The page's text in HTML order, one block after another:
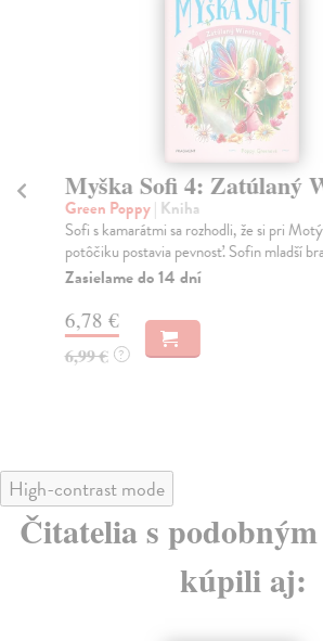
Myška Sofi 4: Zatúlaný
Green Poppy| Kniha
Sofi s kamarátmi sa rozhodli, že si pri
potôčiku postavia pevnosť. Sofin mladší
Zasielame do 14 dní
6,78 €
6,99 € ?
High-contrast mode
Čitatelia s
kúpili aj: